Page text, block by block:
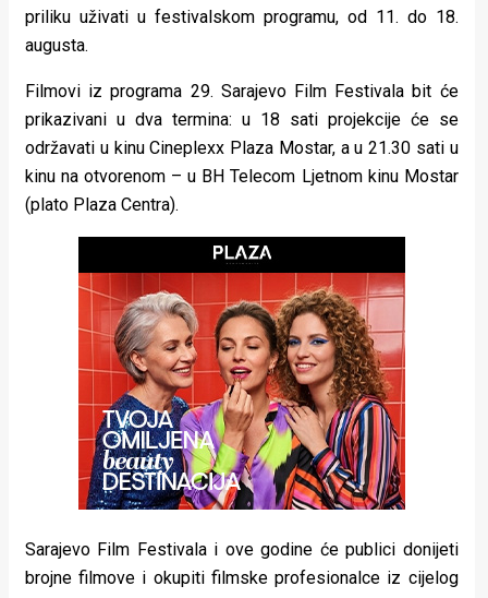
stolom
u
pokretu
Ideje
Aktuelnosti
About
priliku uživati u festivalskom programu, od 11. do 18.
augusta.
Filmovi iz programa 29. Sarajevo Film Festivala bit će
prikazivani u dva termina: u 18 sati projekcije će se
održavati u kinu Cineplexx Plaza Mostar, a u 21.30 sati u
kinu na otvorenom – u BH Telecom Ljetnom kinu Mostar
(plato Plaza Centra).
Sarajevo Film Festivala i ove godine će publici donijeti
brojne filmove i okupiti filmske profesionalce iz cijelog